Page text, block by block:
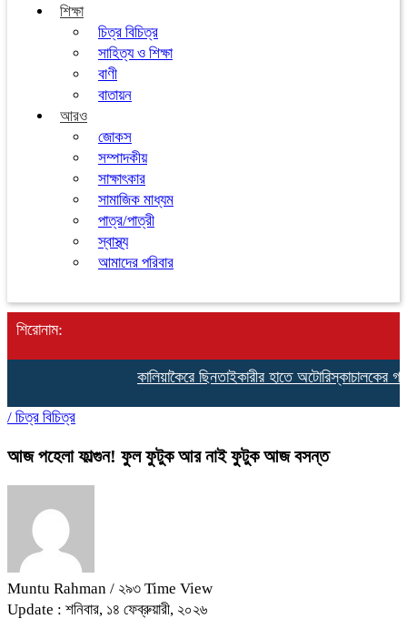
শিক্ষা
চিত্র বিচিত্র
সাহিত্য ও শিক্ষা
বাণী
বাতায়ন
আরও
জোকস
সম্পাদকীয়
সাক্ষাৎকার
সামাজিক মাধ্যম
পাত্র/পাত্রী
স্বাস্থ্য
আমাদের পরিবার
শিরোনাম:
কালিয়াকৈরে ছিনতাইকারীর হাতে অটোরিস্কাচালকের গলাকাটা
/ চিত্র বিচিত্র
আজ পহেলা ফাল্গুন! ফুল ফুটুক আর নাই ফুটুক আজ বসন্ত
Muntu Rahman / ২৯৩ Time View
Update : শনিবার, ১৪ ফেব্রুয়ারী, ২০২৬